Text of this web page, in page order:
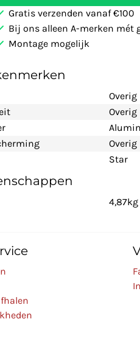
Gratis verzenden vanaf €100
Bij ons alleen A-merken mét
Montage mogelijk
Overig
Overig
Overig
Star
4,87kg